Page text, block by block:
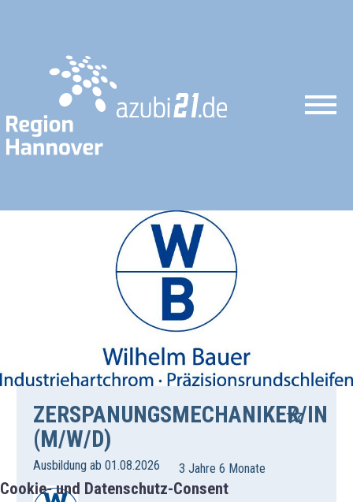
Cookie- und Datenschutz-Consent
ZERSPANUNGSMECHANIKER/IN
(M/W/D)
Ausbildung ab 01.08.2026 3 Jahre 6 Monate